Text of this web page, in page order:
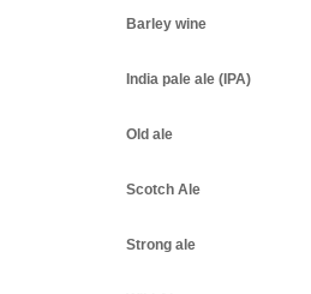
Barley wine
India pale ale (IPA)
Old ale
Scotch Ale
Strong ale